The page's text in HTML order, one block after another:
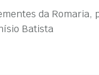
da Romaria,
Batista